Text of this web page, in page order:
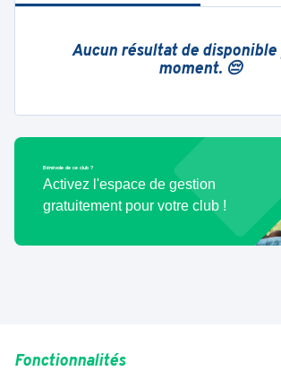
Aucun résultat de disponible
moment. 😔
Bénévole de ce club ?
Activez l'espace de gestion
gratuitement pour votre club !
Fonctionnalités